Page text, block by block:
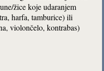
žice koje udaranjem
harfa, tamburice) ili
violončelo, kontrabas)